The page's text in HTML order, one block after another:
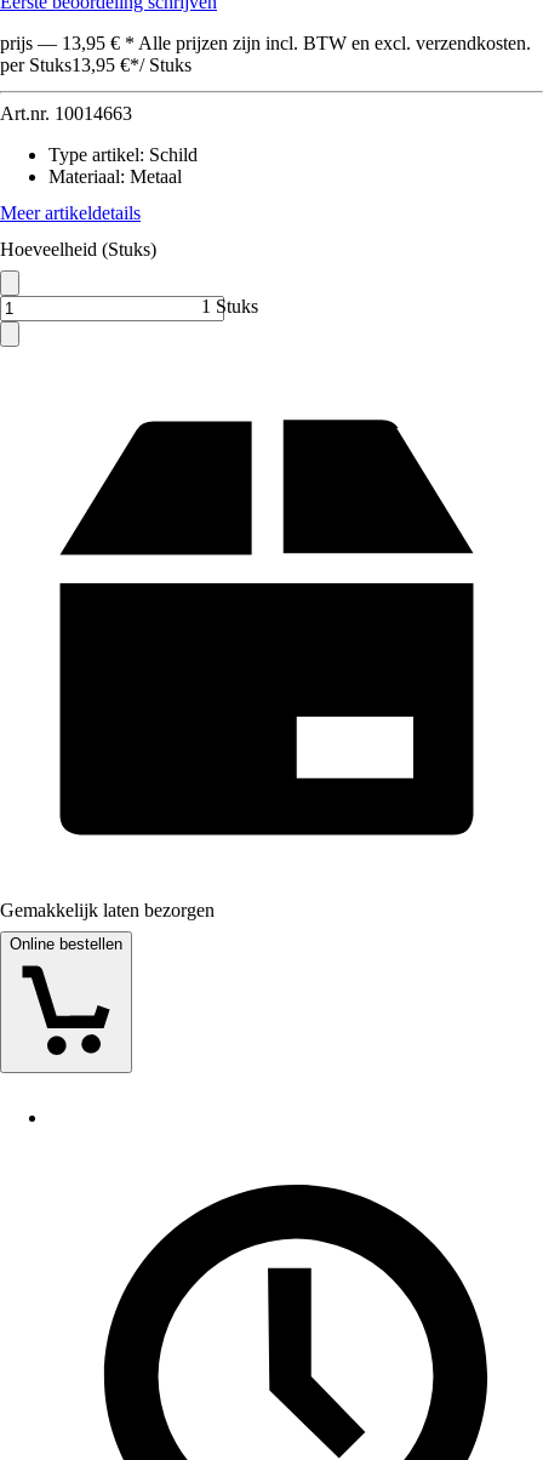
prijs — 13,95 € * Alle prijzen zijn incl. BTW en excl. verzendkosten.
per Stuks13,95 €*/ Stuks
Art.nr. 10014663
Type artikel: Schild
Materiaal: Metaal
Meer artikeldetails
Hoeveelheid (Stuks)
1 Stuks
Gemakkelijk laten bezorgen
Online bestellen